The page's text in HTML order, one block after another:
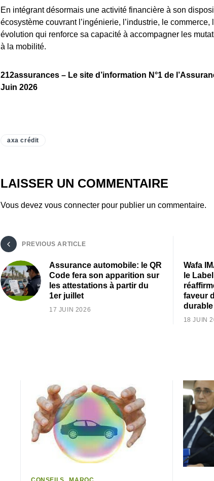
En intégrant désormais une activité financière à son
écosystème couvrant l’ingénierie, l’industrie, le
évolution qui renforce sa capacité à accompagner les
à la mobilité.
212assurances – Le site d’information N°1 de
Juin 2026
axa crédit
LAISSER UN COMMENTAIRE
Vous devez vous connecter pour publier un commentaire.
PREVIOUS ARTICLE
Assurance automobile: le QR
Code fera son apparition sur
les attestations à partir du
1er juillet
17 JUIN 2026
Wafa
le
faveur
durable
18 JUIN